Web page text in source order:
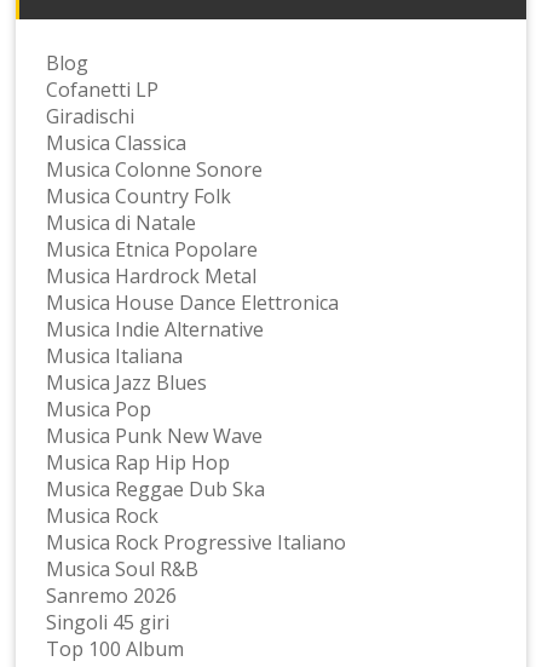
Blog
Cofanetti LP
Giradischi
Musica Classica
Musica Colonne Sonore
Musica Country Folk
Musica di Natale
Musica Etnica Popolare
Musica Hardrock Metal
Musica House Dance Elettronica
Musica Indie Alternative
Musica Italiana
Musica Jazz Blues
Musica Pop
Musica Punk New Wave
Musica Rap Hip Hop
Musica Reggae Dub Ska
Musica Rock
Musica Rock Progressive Italiano
Musica Soul R&B
Sanremo 2026
Singoli 45 giri
Top 100 Album